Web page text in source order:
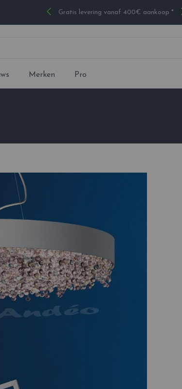
Gratis levering vanaf 400€ aankoop *
Merken Pro